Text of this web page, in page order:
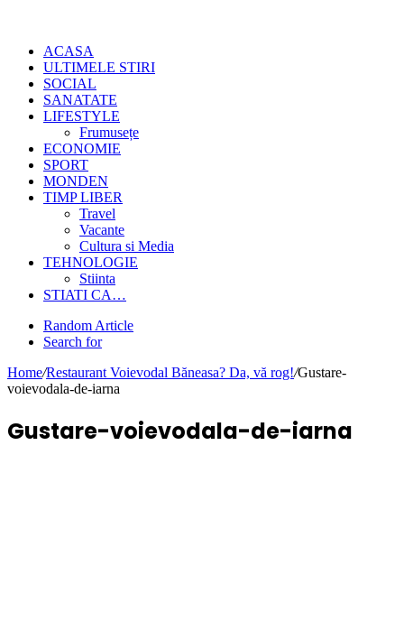
ACASA
ULTIMELE STIRI
SOCIAL
SANATATE
LIFESTYLE
Frumusețe
ECONOMIE
SPORT
MONDEN
TIMP LIBER
Travel
Vacante
Cultura si Media
TEHNOLOGIE
Stiinta
STIATI CA…
Random Article
Search for
Home/Restaurant Voievodal Băneasa? Da, vă rog!/Gustare-
voievodala-de-iarna
Gustare-voievodala-de-iarna